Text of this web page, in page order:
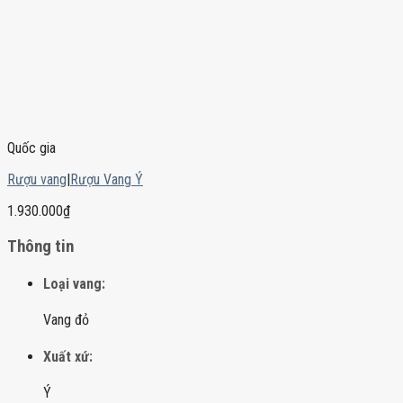
Quốc gia
Rượu vang|Rượu Vang Ý
1.930.000₫
Thông tin
Loại vang:
Vang đỏ
Xuất xứ:
Ý